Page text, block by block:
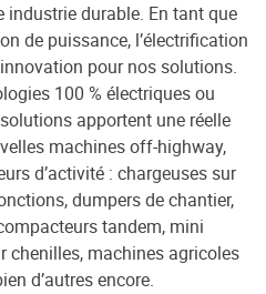
industrie durable. En tant que
de puissance, l’électrification
pour nos solutions.
100 % électriques ou
apportent une réelle
machines off-highway,
d’activité : chargeuses sur
dumpers de chantier,
tandem, mini
chenilles, machines agricoles
d’autres encore.